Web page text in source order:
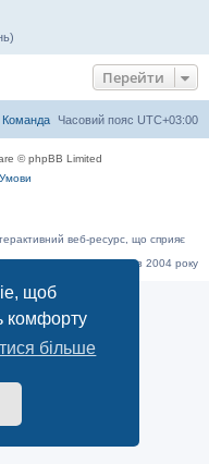
щоб
комфорту
більше
Перейти
Часовий пояс UTC+03:00
Команда
© phpBB Limited
Умови
веб-ресурс, що сприяє
яка тут спілкується з 2004 року